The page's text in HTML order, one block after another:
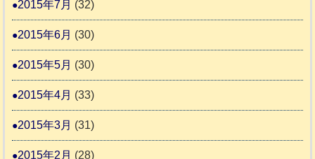
2015年7月 (32)
2015年6月 (30)
2015年5月 (30)
2015年4月 (33)
2015年3月 (31)
2015年2月 (28)